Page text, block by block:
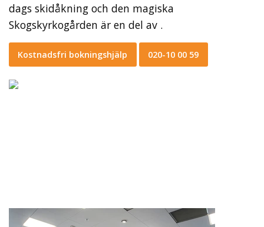
dags skidåkning och den magiska
Skogskyrkogården är en del av .
Kostnadsfri bokningshjälp 020-10 00 59